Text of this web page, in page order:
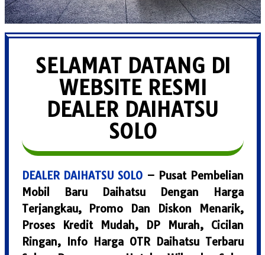
SELAMAT DATANG DI
WEBSITE RESMI
DEALER DAIHATSU
SOLO
DEALER DAIHATSU SOLO – Pusat Pembelian
Mobil Baru Daihatsu Dengan Harga
Terjangkau, Promo Dan Diskon Menarik,
Proses Kredit Mudah, DP Murah, Cicilan
Ringan, Info Harga OTR Daihatsu Terbaru